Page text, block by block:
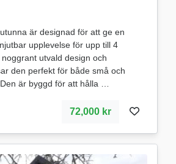
är designad för att ge en
upplevelse för upp till 4
utvald design och
den perfekt för både små och
är byggd för att hålla
72,000 kr